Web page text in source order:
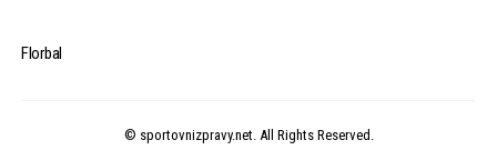
Florbal
© sportovnizpravy.net. All Rights Reserved.